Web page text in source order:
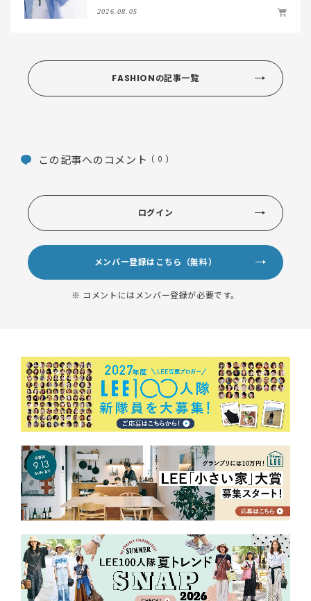
2026.08.05
FASHIONの記事一覧
この記事へのコメント ( 0 )
ログイン
メンバー登録はこちら（無料）
※ コメントにはメンバー登録が必要です。